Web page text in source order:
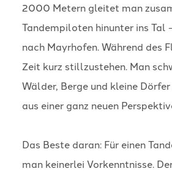
2000 Metern gleitet man
Tandempiloten hinunter ins Tal
nach Mayrhofen. Während des
Zeit kurz stillzustehen. Man
Wälder, Berge und kleine
aus einer ganz neuen
Das Beste daran: Für einen
man keinerlei Vorkenntnisse.